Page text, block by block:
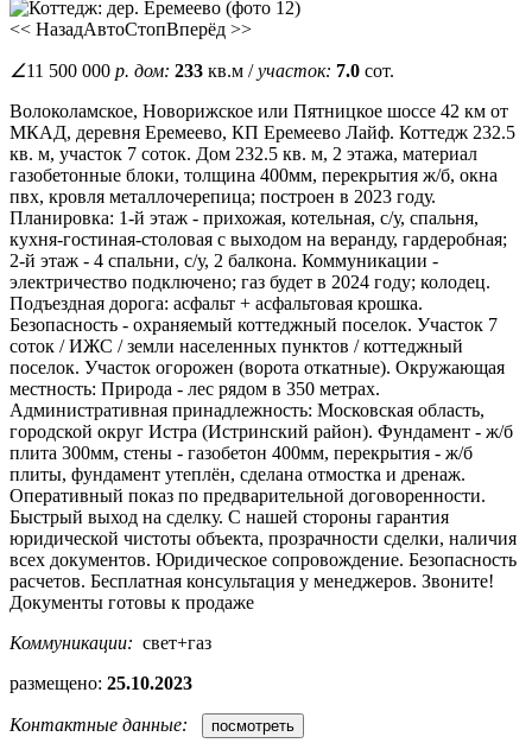
<< НазадАвтоСтопВперёд >>
∠11 500 000 р. дом: 233 кв.м /участок: 7.0 сот.
Волоколамское, Новорижское или Пятницкое шоссе 42 км от
МКАД, деревня Еремеево, КП Еремеево Лайф. Коттедж 232.5
кв. м, участок 7 соток. Дом 232.5 кв. м, 2 этажа, материал
газобетонные блоки, толщина 400мм, перекрытия ж/б, окна
пвх, кровля металлочерепица; построен в 2023 году.
Планировка: 1-й этаж - прихожая, котельная, с/у, спальня,
кухня-гостиная-столовая с выходом на веранду, гардеробная;
2-й этаж - 4 спальни, с/у, 2 балкона. Коммуникации -
электричество подключено; газ будет в 2024 году; колодец.
Подъездная дорога: асфальт + асфальтовая крошка.
Безопасность - охраняемый коттеджный поселок. Участок 7
соток / ИЖС / земли населенных пунктов / коттеджный
поселок. Участок огорожен (ворота откатные). Окружающая
местность: Природа - лес рядом в 350 метрах.
Административная принадлежность: Московская область,
городской округ Истра (Истринский район). Фундамент - ж/б
плита 300мм, стены - газобетон 400мм, перекрытия - ж/б
плиты, фундамент утеплён, сделана отмостка и дренаж.
Оперативный показ по предварительной договоренности.
Быстрый выход на сделку. С нашей стороны гарантия
юридической чистоты объекта, прозрачности сделки, наличия
всех документов. Юридическое сопровождение. Безопасность
расчетов. Бесплатная консультация у менеджеров. Звоните!
Документы готовы к продаже
Коммуникации: свет+газ
размещено: 25.10.2023
Контактные данные: